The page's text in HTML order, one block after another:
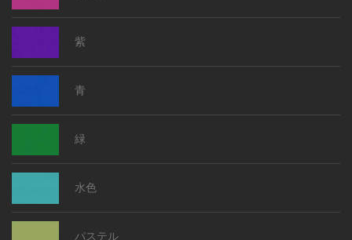
紫
青
緑
水色
パステル